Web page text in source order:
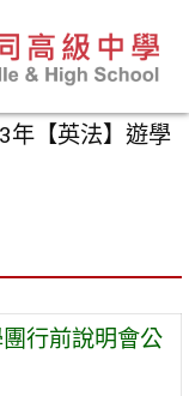
年【英法】遊學
行前說明會公